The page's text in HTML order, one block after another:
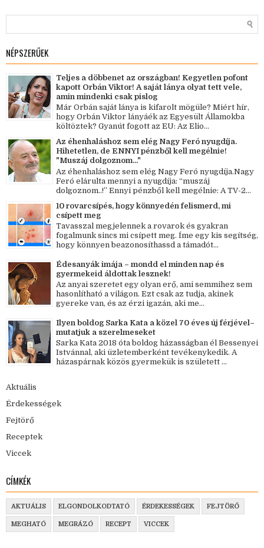
NÉPSZERŰEK
Teljes a döbbenet az országban! Kegyetlen pofont
kapott Orbán Viktor! A saját lánya olyat tett vele,
amin mindenki csak pislog
Már Orbán saját lánya is kifarolt mögüle? Miért hír,
hogy Orbán Viktor lányáék az Egyesült Államokba
költöztek? Gyanút fogott az EU: Az Elio...
Az éhenhaláshoz sem elég Nagy Feró nyugdíja.
Hihetetlen, de ENNYI pénzből kell megélnie!
"Muszáj dolgoznom..."
Az éhenhaláshoz sem elég Nagy Feró nyugdíja.Nagy
Feró elárulta mennyi a nyugdíja: “muszáj
dolgoznom..!” Ennyi pénzből kell megélnie: A TV-2...
10 rovarcsípés, hogy könnyedén felismerd, mi
csípett meg
Tavasszal megjelennek a rovarok és gyakran
fogalmunk sincs mi csípett meg. Íme egy kis segítség,
hogy könnyen beazonosíthassd a támadót...
Édesanyák imája – mondd el minden nap és
gyermekeid áldottak lesznek!
Az anyai szeretet egy olyan erő, ami semmihez sem
hasonlítható a világon. Ezt csak az tudja, akinek
gyereke van, és az érzi igazán, aki me...
Ilyen boldog Sarka Kata a közel 70 éves új férjével–
mutatjuk a szerelmeseket
Sarka Kata 2018 óta boldog házasságban él Bessenyei
Istvánnal, aki üzletemberként tevékenykedik. A
házaspárnak közös gyermekük is született ...
Aktuális
Érdekességek
Fejtörő
Receptek
Viccek
CÍMKÉK
AKTUÁLIS ELGONDOLKODTATÓ ÉRDEKESSÉGEK FEJTÖRŐ
MEGHATÓ MEGRÁZÓ RECEPT VICCEK